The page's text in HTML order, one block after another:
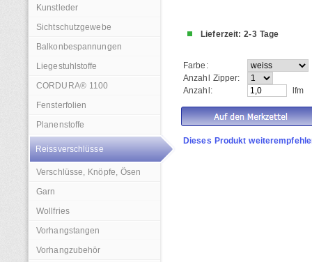
Kunstleder
Sichtschutzgewebe
Balkonbespannungen
Liegestuhlstoffe
CORDURA® 1100
Fensterfolien
Planenstoffe
Reissverschlüsse
Verschlüsse, Knöpfe, Ösen
Garn
Wollfries
Vorhangstangen
Vorhangzubehör
Lieferzeit: 2-3 Tage
Farbe:
Anzahl Zipper:
Anzahl:
lfm
Dieses Produkt